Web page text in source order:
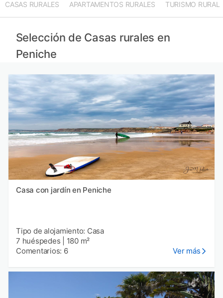
CASAS RURALES APARTAMENTOS RURALES TURISMO RURAL
Selección de Casas rurales en
Peniche
Casa con jardín en Peniche
Tipo de alojamiento: Casa
7 huéspedes
180 m²
Comentarios: 6
Ver más